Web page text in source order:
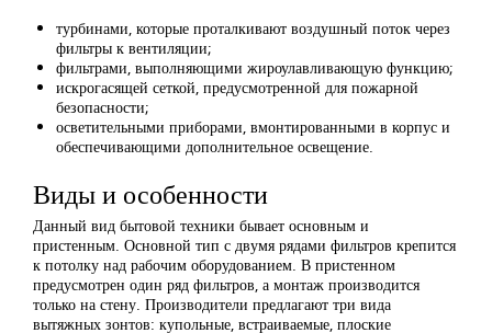
турбинами, которые проталкивают воздушный поток через
фильтры к вентиляции;
фильтрами, выполняющими жироулавливающую функцию;
искрогасящей сеткой, предусмотренной для пожарной
безопасности;
осветительными приборами, вмонтированными в корпус и
обеспечивающими дополнительное освещение.
Виды и особенности
Данный вид бытовой техники бывает основным и
пристенным. Основной тип с двумя рядами фильтров крепится
к потолку над рабочим оборудованием. В пристенном
предусмотрен один ряд фильтров, а монтаж производится
только на стену. Производители предлагают три вида
вытяжных зонтов: купольные, встраиваемые, плоские